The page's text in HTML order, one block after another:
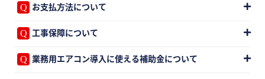
お支払方法について
工事保障について
業務用エアコン導入に使える補助金について